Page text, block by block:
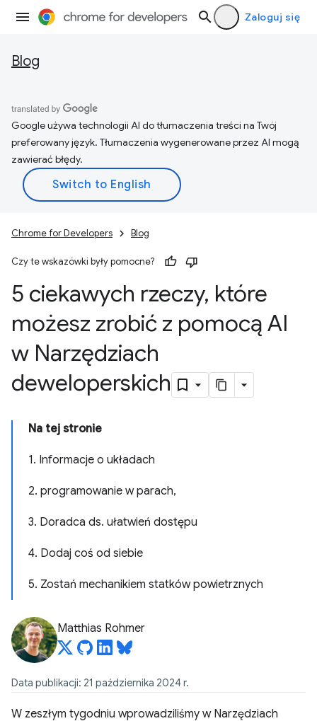
Zaloguj się
Blog
Google używa technologii AI do tłumaczenia treści na Twój
preferowany język. Tłumaczenia wygenerowane przez AI mogą
zawierać błędy.
Chrome for Developers Blog
Czy te wskazówki były pomocne?
5 ciekawych rzeczy, które
możesz zrobić z pomocą AI
w Narzędziach
deweloperskich
Na tej stronie
1. Informacje o układach
2. programowanie w parach,
3. Doradca ds. ułatwień dostępu
4. Dodaj coś od siebie
5. Zostań mechanikiem statków powietrznych
Matthias Rohmer
Data publikacji: 21 października 2024 r.
W zeszłym tygodniu wprowadziliśmy w Narzędziach